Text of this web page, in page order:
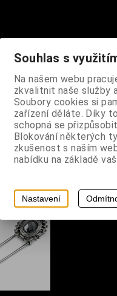
s kovovým vzhledem,
díky pružence se
6 cm
Souhlas s
Na našem webu
zkvalitnit naše služby
Soubory cookies si
zařízení děláte. Díky
schopná se
Blokování některých
zkušenost s naším
nabídku na základě
Nastavení